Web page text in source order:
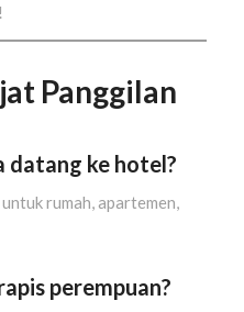
Panggilan
datang ke hotel?
rumah, apartemen,
perempuan?